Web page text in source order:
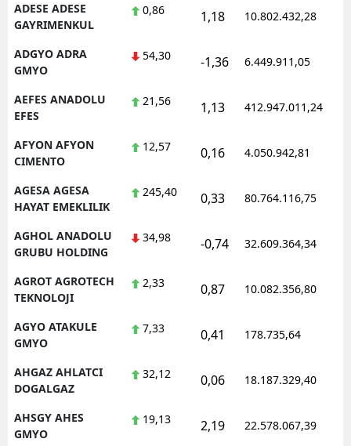
ADESE ADESE
GAYRIMENKUL
0,86 1,18 10.802.432,28
ADGYO ADRA
GMYO
54,30 -1,36 6.449.911,05
AEFES ANADOLU
EFES
21,56 1,13 412.947.011,24
AFYON AFYON
CIMENTO
12,57 0,16 4.050.942,81
AGESA AGESA
HAYAT EMEKLILIK
245,40 0,33 80.764.116,75
AGHOL ANADOLU
GRUBU HOLDING
34,98 -0,74 32.609.364,34
AGROT AGROTECH
TEKNOLOJI
2,33 0,87 10.082.356,80
AGYO ATAKULE
GMYO
7,33 0,41 178.735,64
AHGAZ AHLATCI
DOGALGAZ
32,12 0,06 18.187.329,40
AHSGY AHES
GMYO
19,13 2,19 22.578.067,39